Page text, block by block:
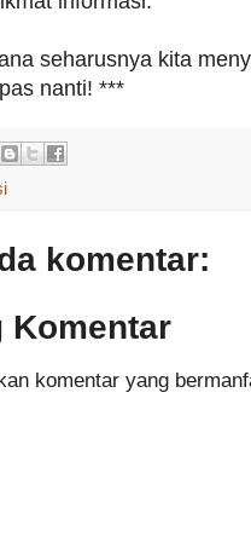
seharusnya kita
nanti! ***
komentar:
Komentar
komentar yang